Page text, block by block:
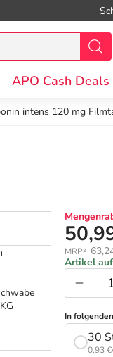
APO Cash Deals
intens 120 mg
MRP²
Artikel
In
30
0,93